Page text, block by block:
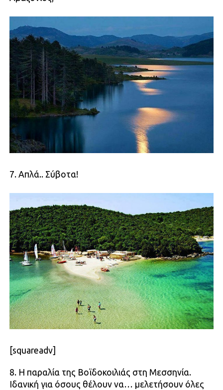
7. Απλά.. Σύβοτα!
[squareadv]
8. Η παραλία της Βοϊδοκοιλιάς στη Μεσσηνία.
Ιδανική για όσους θέλουν να… μελετήσουν όλες